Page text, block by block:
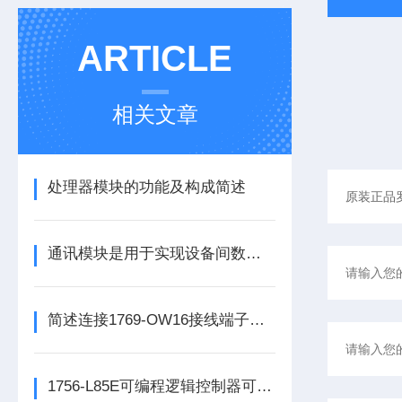
ARTICLE
相关文章
处理器模块的功能及构成简述
通讯模块是用于实现设备间数据传输与通信的集成化硬件组件
简述连接1769-OW16接线端子所需要注意的事项
1756-L85E可编程逻辑控制器可满足多行业自动化精准控制需求